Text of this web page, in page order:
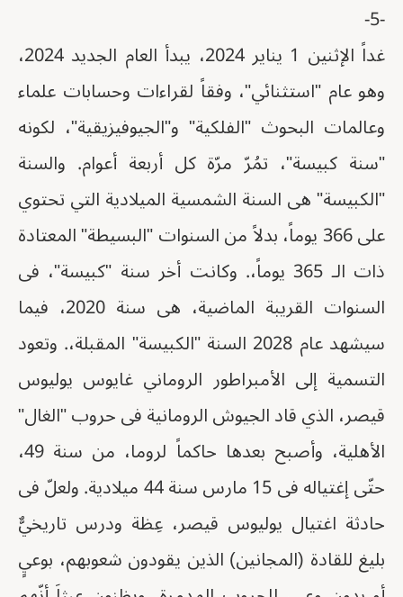
-5-
غداً الإثنين 1 يناير 2024، يبدأ العام الجديد 2024،
وهو عام "استثنائي"، وفقاً لقراءات وحسابات علماء
وعالمات البحوث "الفلكية" و"الجيوفيزيقية"، لكونه
"سنة كبيسة"، تمُرّ مرّة كل أربعة أعوام. والسنة
"الكبيسة" هى السنة الشمسية الميلادية التي تحتوي
على 366 يوماً، بدلاً من السنوات "البسيطة" المعتادة
ذات الـ 365 يوماً،. وكانت أخر سنة "كبيسة"، فى
السنوات القريبة الماضية، هى سنة 2020، فيما
سيشهد عام 2028 السنة "الكبيسة" المقبلة،. وتعود
التسمية إلى الأمبراطور الروماني غايوس يوليوس
قيصر، الذي قاد الجيوش الرومانية فى حروب "الغال"
الأهلية، وأصبح بعدها حاكماً لروما، من سنة 49،
حتّى إغتياله فى 15 مارس سنة 44 ميلادية. ولعلّ فى
حادثة اغتيال يوليوس قيصر، عِظة ودرس تاريخيٌّ
بليغ للقادة (المجانين) الذين يقودون شعوبهم، بوعيٍ